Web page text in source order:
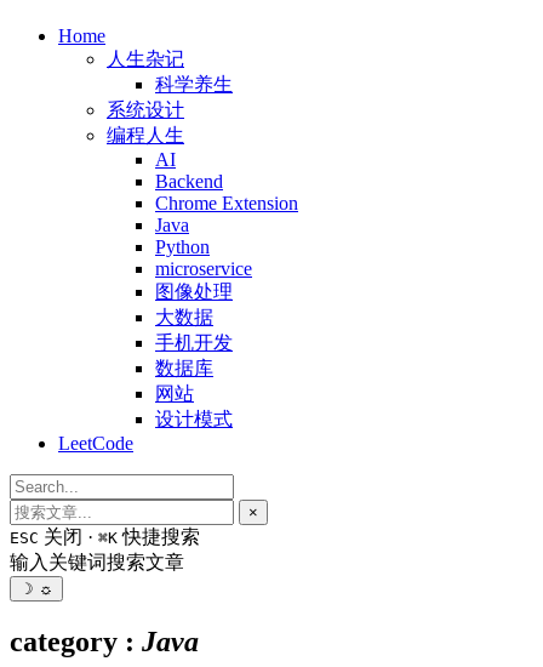
Home
人生杂记
科学养生
系统设计
编程人生
AI
Backend
Chrome Extension
Java
Python
microservice
图像处理
大数据
手机开发
数据库
网站
设计模式
LeetCode
×
ESC 关闭 · ⌘K 快捷搜索
输入关键词搜索文章
☽ ☼
category : Java